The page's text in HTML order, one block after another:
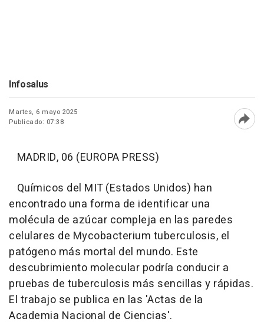
Infosalus
Martes, 6 mayo 2025
Publicado: 07:38
MADRID, 06 (EUROPA PRESS)
Químicos del MIT (Estados Unidos) han
encontrado una forma de identificar una
molécula de azúcar compleja en las paredes
celulares de Mycobacterium tuberculosis, el
patógeno más mortal del mundo. Este
descubrimiento molecular podría conducir a
pruebas de tuberculosis más sencillas y rápidas.
El trabajo se publica en las 'Actas de la
Academia Nacional de Ciencias'.